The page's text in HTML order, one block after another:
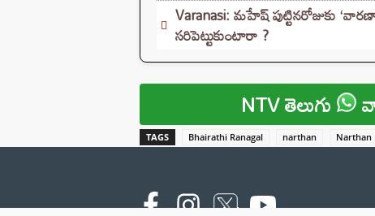
Varanasi: మహేష్ పుట్టినరోజుకు
సరిపెట్టుకుంటారా ?
NTV తెలుగు
TAGS Bhairathi Ranagal narthan Narthan